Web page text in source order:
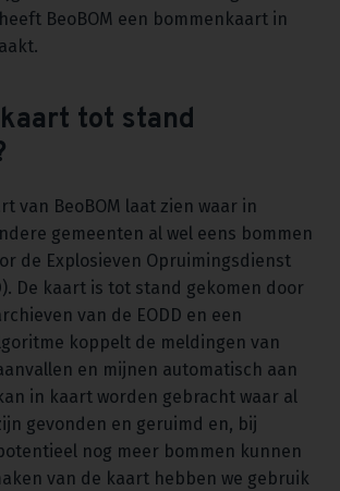
BeoBOM een bommenkaart in
tot stand
van BeoBOM laat zien waar in
gemeenten al wel eens bommen
de Explosieven Opruimingsdienst
De kaart is tot stand gekomen door
van de EODD en een
koppelt de meldingen van
en mijnen automatisch aan
in kaart worden gebracht waar al
gevonden en geruimd en, bij
nog meer bommen kunnen
van de kaart hebben we gebruik